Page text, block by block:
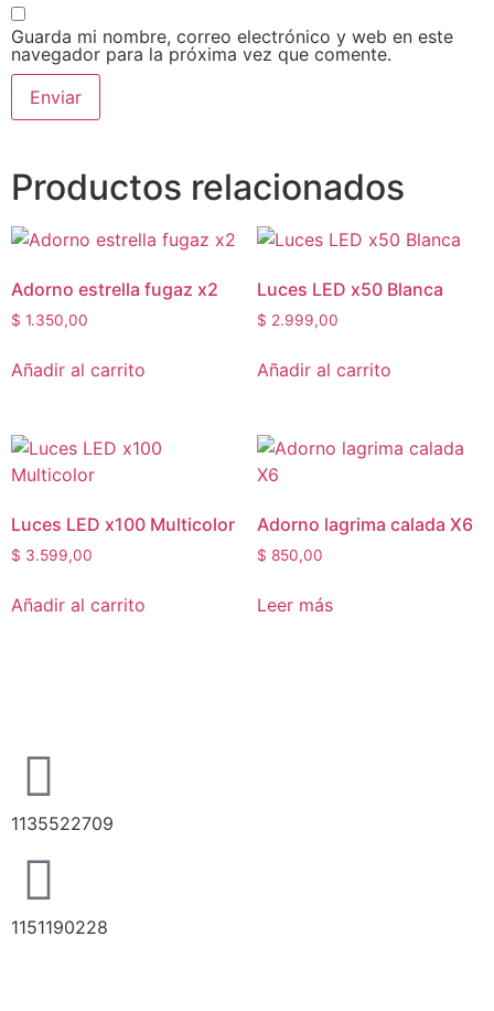
Guarda mi nombre, correo electrónico y web en este
navegador para la próxima vez que comente.
Productos relacionados
Adorno estrella fugaz x2
$ 1.350,00
Añadir al carrito
Luces LED x50 Blanca
$ 2.999,00
Añadir al carrito
Luces LED x100 Multicolor
$ 3.599,00
Añadir al carrito
Adorno lagrima calada X6
$ 850,00
Leer más
1135522709
1151190228